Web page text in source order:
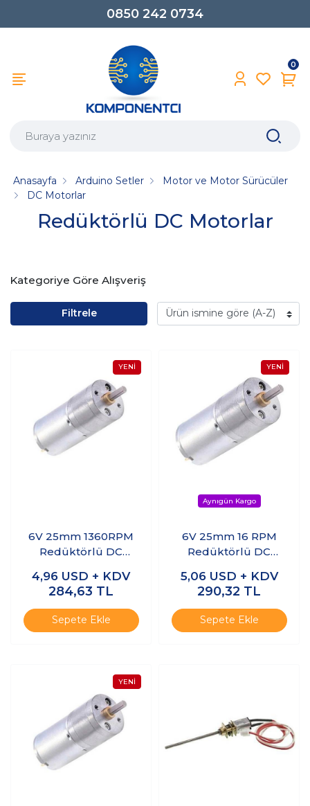
0850 242 0734
0
Redüktörlü DC Motorlar
Anasayfa Arduino Setler
Motor ve Motor Sürücüler
DC Motorlar
Kategoriye Göre Alışveriş
Filtrele
6V 25mm 1360RPM
Redüktörlü DC
4,96 USD + KDV
284,63 TL
Sepete Ekle
6V 25mm 16 RPM
Redüktörlü DC
5,06 USD + KDV
290,32 TL
Sepete Ekle